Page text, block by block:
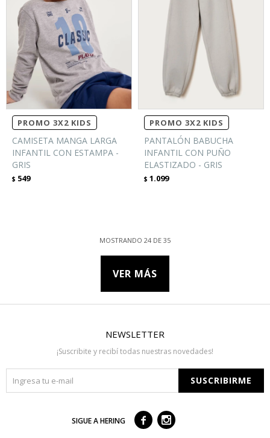
PROMO 3X2 KIDS
CAMISETA MANGA LARGA
INFANTIL CON ESTAMPA -
GRIS
$ 549
PROMO 3X2 KIDS
PANTALÓN BABUCHA
INFANTIL CON PUÑO
ELASTIZADO - GRIS
$ 1.099
MOSTRANDO 24 DE 35
VER MÁS
NEWSLETTER
¡Suscribite y recibí todas nuestras novedades!
SUSCRIBIRME
SIGUE A HERING  